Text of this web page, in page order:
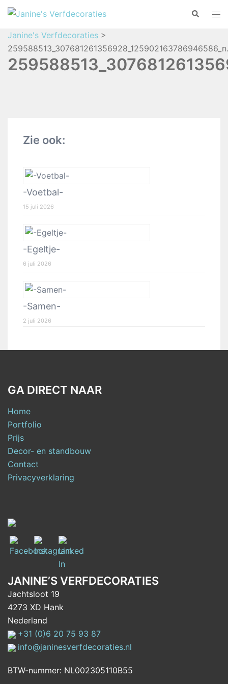
Janine's Verfdecoraties >
Zie ook:
-Voetbal-
15 juli 2026
-Egeltje-
6 juli 2026
-Samen-
2 juli 2026
GA DIRECT NAAR
Home
Portfolio
Prijs
Decor- en standbouw
Contact
Privacyverklaring
JANINE’S VERFDECORATIES
Jachtsloot 19
4273 XD Hank
Nederland
+31 (0)6 20 75 93 87
info@janinesverfdecoraties.nl
BTW-nummer: NL002305110B55